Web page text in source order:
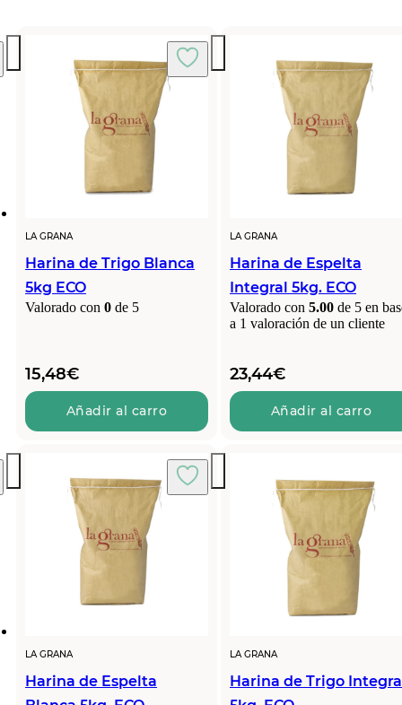
LA GRANA
Harina de Trigo Blanca
5kg ECO
Valorado con 0 de 5
15,48€
Añadir al carro
LA GRANA
Harina de Espelta
Integral 5kg. ECO
Valorado con 5.00 de 5 en
a 1 valoración de un cliente
23,44€
Añadir al carro
LA GRANA
Harina de Espelta
LA GRANA
Harina de Trigo